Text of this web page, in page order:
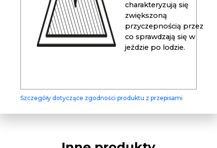
charakteryzują się
zwiększoną
przyczepnością przez
co sprawdzają się w
jeździe po lodzie.
Szczegóły dotyczące zgodności produktu z przepisami